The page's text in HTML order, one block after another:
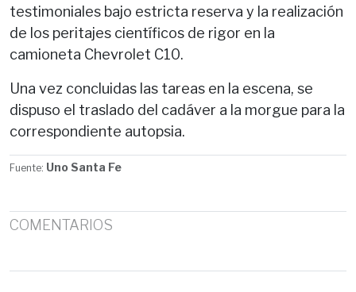
testimoniales bajo estricta reserva y la realización
de los peritajes científicos de rigor en la
camioneta Chevrolet C10.
Una vez concluidas las tareas en la escena, se
dispuso el traslado del cadáver a la morgue para la
correspondiente autopsia.
Fuente: Uno Santa Fe
COMENTARIOS